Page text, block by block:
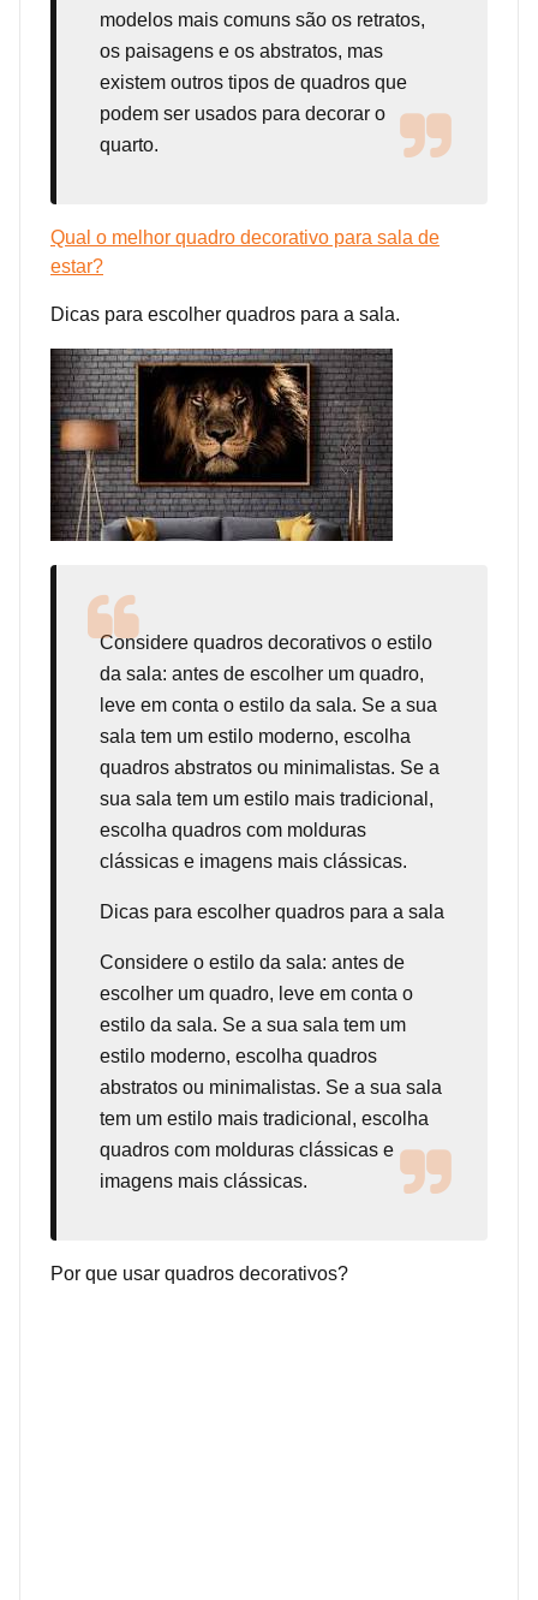
modelos mais comuns são os retratos,
os paisagens e os abstratos, mas
existem outros tipos de quadros que
podem ser usados para decorar o
quarto.
Qual o melhor quadro decorativo para sala de
estar?
Dicas para escolher quadros para a sala.
Considere quadros decorativos o estilo
da sala: antes de escolher um quadro,
leve em conta o estilo da sala. Se a sua
sala tem um estilo moderno, escolha
quadros abstratos ou minimalistas. Se a
sua sala tem um estilo mais tradicional,
escolha quadros com molduras
clássicas e imagens mais clássicas.
Dicas para escolher quadros para a sala
Considere o estilo da sala: antes de
escolher um quadro, leve em conta o
estilo da sala. Se a sua sala tem um
estilo moderno, escolha quadros
abstratos ou minimalistas. Se a sua sala
tem um estilo mais tradicional, escolha
quadros com molduras clássicas e
imagens mais clássicas.
Por que usar quadros decorativos?